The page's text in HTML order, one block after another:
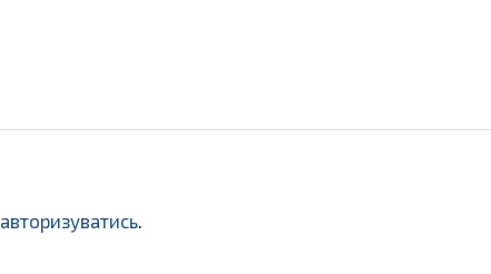
авторизуватись.